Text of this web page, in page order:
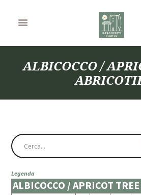
ALBICOCCO /
Legenda
ALBICOCCO / APRICOT